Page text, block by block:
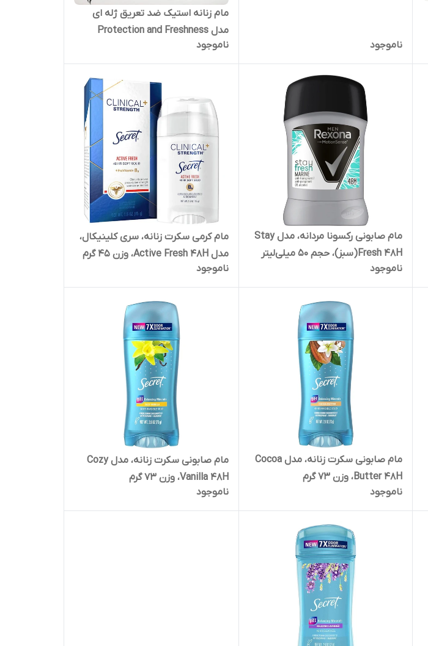
ناموجود
مام زنانه استیک ضد تعریق ژله ای
مدل Protection and Freshness
صورتی لیدی اسپید 65 گرم
ناموجود
مام صابونی رکسونا مردانه، مدل Stay
Fresh 48H(سبز)، حجم 50 میلی‌لیتر
ناموجود
مام کرمی سکرت زنانه، سری کلینیکال،
مدل Active Fresh 48H، وزن 45 گرم
ناموجود
مام صابونی سکرت زنانه، مدل Cocoa
Butter 48H، وزن 73 گرم
ناموجود
مام صابونی سکرت زنانه، مدل Cozy
Vanilla 48H، وزن 73 گرم
ناموجود